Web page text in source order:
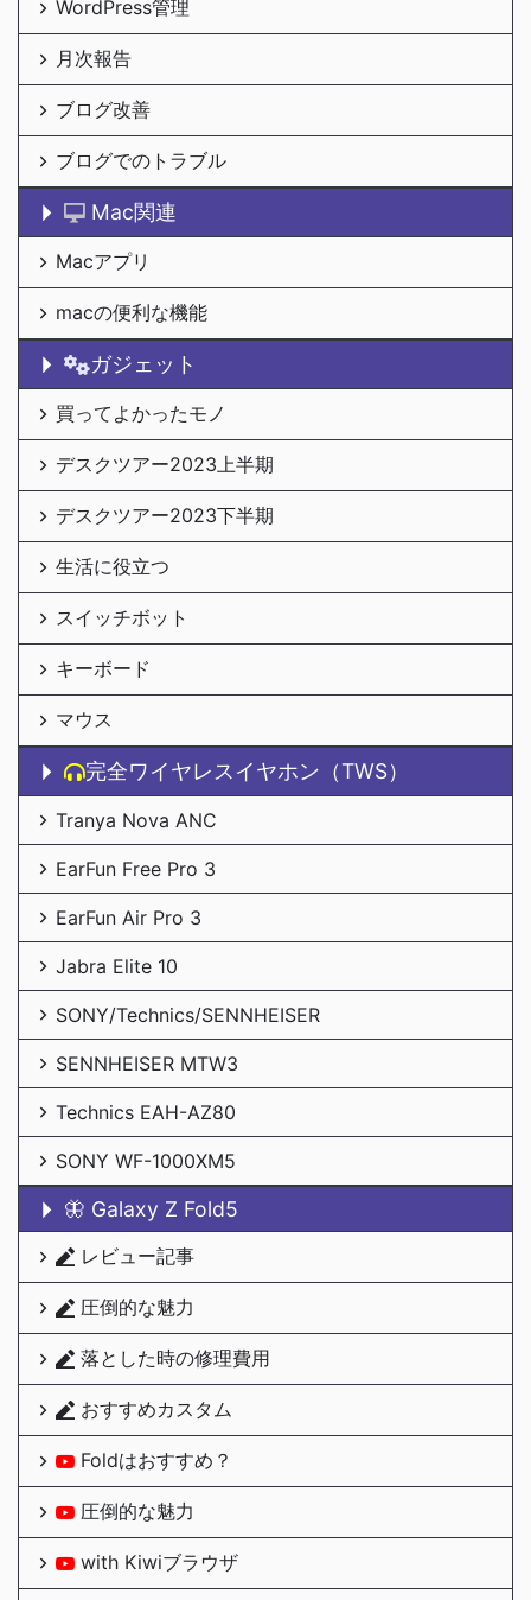
WordPress管理
月次報告
ブログ改善
ブログでのトラブル
Mac関連
Macアプリ
macの便利な機能
ガジェット
買ってよかったモノ
デスクツアー2023上半期
デスクツアー2023下半期
生活に役立つ
スイッチボット
キーボード
マウス
完全ワイヤレスイヤホン（TWS）
Tranya Nova ANC
EarFun Free Pro 3
EarFun Air Pro 3
Jabra Elite 10
SONY/Technics/SENNHEISER
SENNHEISER MTW3
Technics EAH-AZ80
SONY WF-1000XM5
🦋 Galaxy Z Fold5
レビュー記事
圧倒的な魅力
落とした時の修理費用
おすすめカスタム
Foldはおすすめ？
圧倒的な魅力
with Kiwiブラウザ